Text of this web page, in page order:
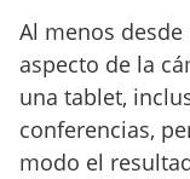
Al menos
aspecto de la
una tablet,
conferencias,
modo el